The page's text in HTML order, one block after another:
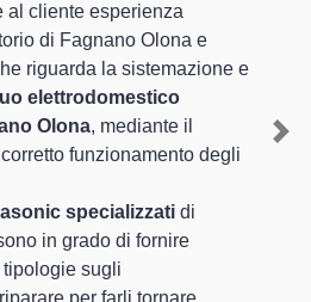
al cliente esperienza
di Fagnano Olona e
riguarda la sistemazione e
elettrodomestico
Olona, mediante il
funzionamento degli
specializzati di
in grado di fornire
sugli